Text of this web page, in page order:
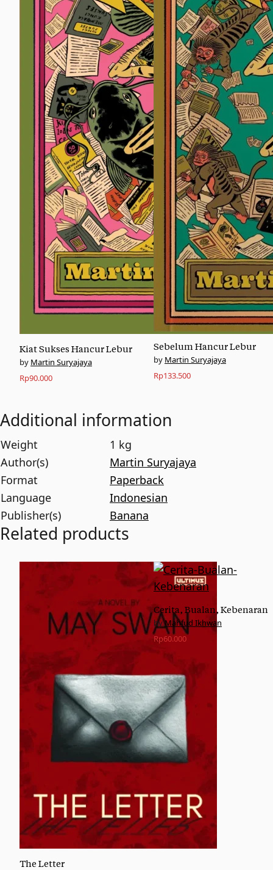
Kiat Sukses Hancur Lebur
Martin Suryajaya
Rp90.000
Sebelum Hancur Lebur
Martin Suryajaya
Rp133.500
Additional information
Weight
1 kg
Author(s)
Martin Suryajaya
Format
Paperback
Language
Indonesian
Publisher(s)
Banana
Related products
The Letter
Cerita, Bualan, Kebenaran
Mahfud Ikhwan
Rp60.000